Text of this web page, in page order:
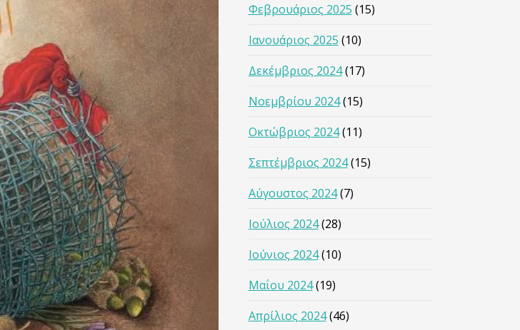
Φεβρουάριος 2025 (15)
Ιανουάριος 2025 (10)
Δεκέμβριος 2024(17)
Νοεμβρίου 2024(15)
Οκτώβριος 2024(11)
Σεπτέμβριος 2024(15)
Αύγουστος 2024(7)
Ιούλιος 2024(28)
Ιούνιος 2024(10)
Μαΐου 2024(19)
Απρίλιος 2024(46)